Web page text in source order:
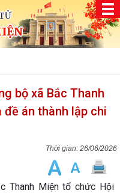
bộ xã Bắc Thanh
án thành lập chi
26/06/2026
Thanh Miện tổ chức Hội